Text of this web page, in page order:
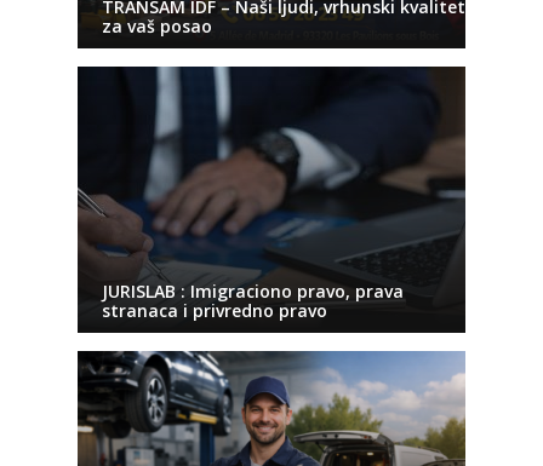
TRANSAM IDF – Naši ljudi, vrhunski kvalitet
za vaš posao
JURISLAB : Imigraciono pravo, prava
stranaca i privredno pravo